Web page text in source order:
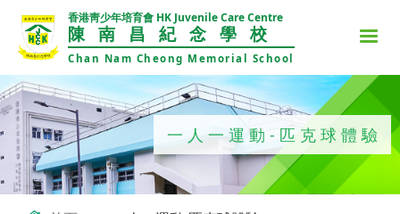
香港靑少年培育會 HK Juvenile Care Centre
陳南昌紀念學校
Chan Nam Cheong Memorial School
一人一運動-匹克球體驗